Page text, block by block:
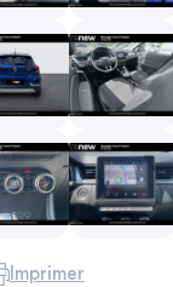
Imprimer